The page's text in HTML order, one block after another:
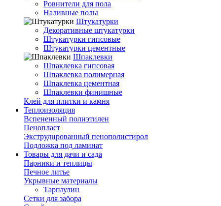
Ровнители для пола
Наливные полы
Штукатурки
Декоративные штукатурки
Штукатурки гипсовые
Штукатурки цементные
Шпаклевки
Шпаклевка гипсовая
Шпаклевка полимерная
Шпаклевка цементная
Шпаклевки финишные
Клей для плитки и камня
Теплоизоляция
Вспененный полиэтилен
Пенопласт
Экструдированный пенополистирол
Подложка под ламинат
Товары для дачи и сада
Парники и теплицы
Печное литье
Укрывные материалы
Тарпаулин
Сетки для забора